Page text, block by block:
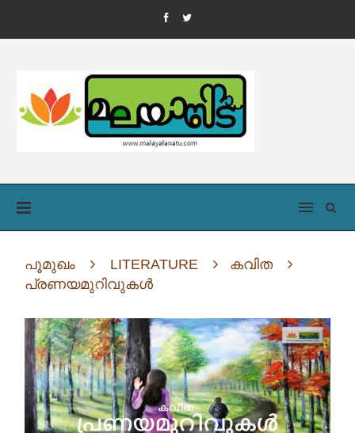
പൂമുഖം LITERATURE
കവിത
പ്രണയമുറിവുകൾ